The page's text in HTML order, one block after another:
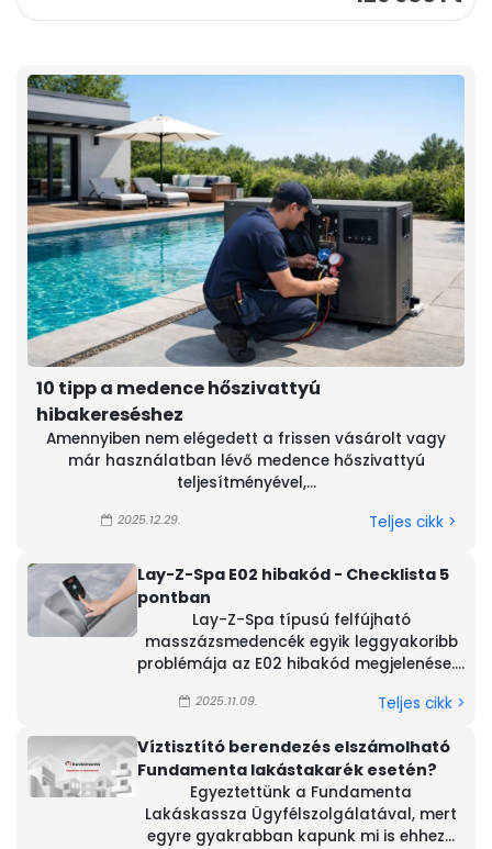
10 tipp a medence hőszivattyú
hibakereséshez
2025.12.29.
Amennyiben nem elégedett a frissen vásárolt vagy
már használatban lévő medence hőszivattyú
teljesítményével,...
Teljes cikk >
Lay-Z-Spa E02 hibakód - Checklista 5
pontban
2025.11.09.
Lay-Z-Spa típusú felfújható
masszázsmedencék egyik leggyakoribb
problémája az E02 hibakód megjelenése....
Teljes cikk >
Víztisztító berendezés elszámolható
Fundamenta lakástakarék esetén?
Egyeztettünk a Fundamenta
Lakáskassza Ügyfélszolgálatával, mert
egyre gyakrabban kapunk mi is ehhez...